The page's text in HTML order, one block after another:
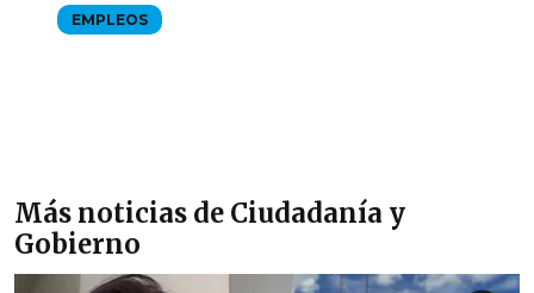
EMPLEOS
Más noticias de Ciudadanía y
Gobierno